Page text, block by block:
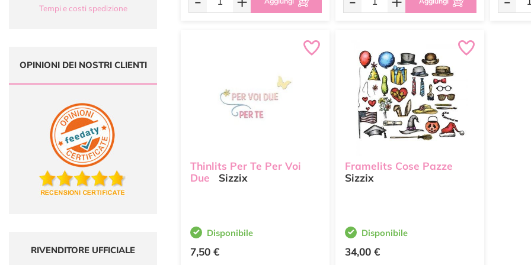
Tempi e costi spedizione
OPINIONI DEI NOSTRI CLIENTI
RIVENDITORE UFFICIALE
Thinlits Per Te Per Voi
Due
Sizzix
Disponibile
7,50 €
Framelits Cose Pazze
Sizzix
Disponibile
34,00 €